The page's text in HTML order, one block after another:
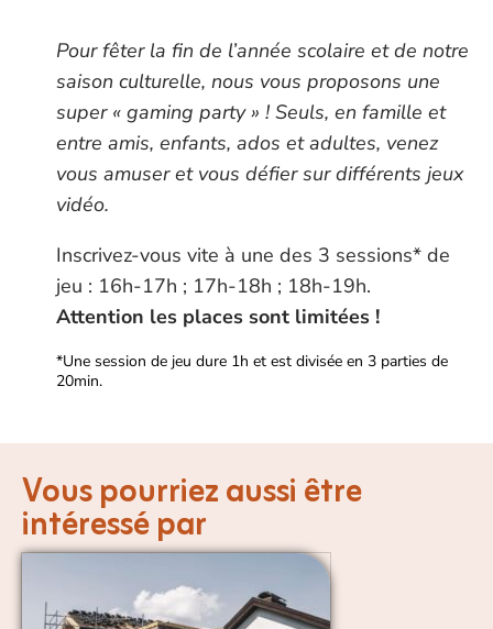
Pour fêter la fin de l’année scolaire et de notre
saison culturelle, nous vous proposons une
super « gaming party » ! Seuls, en famille et
entre amis, enfants, ados et adultes, venez
vous amuser et vous défier sur différents jeux
vidéo.
Inscrivez-vous vite à une des 3 sessions* de
jeu : 16h-17h ; 17h-18h ; 18h-19h.
Attention les places sont limitées !
*Une session de jeu dure 1h et est divisée en 3 parties de
20min.
Vous pourriez aussi être
intéressé par